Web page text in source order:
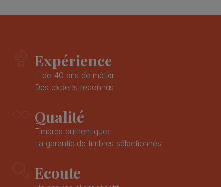
Expérience
+ de 40 ans de métier
Des experts reconnus
Qualité
Timbres authentiques
La garantie de timbres sélectionnés
Ecoute